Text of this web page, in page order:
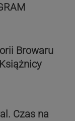
Browaru
Czas na